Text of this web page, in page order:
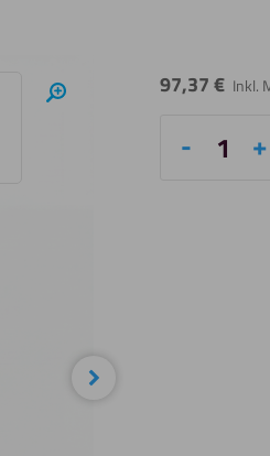
Hineinzoomen
97,37€ Inkl.